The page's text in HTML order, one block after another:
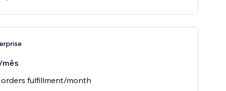
/mês
fulfillment/month